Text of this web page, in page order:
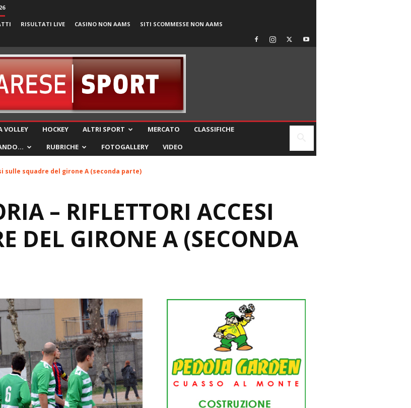
RISULTATI LIVE CASINO NON AAMS SITI SCOMMESSE NON AAMS
VOLLEY HOCKEY ALTRI SPORT MERCATO
CLASSIFICHE
RUBRICHE FOTOGALLERY VIDEO
sulle squadre del girone A (seconda parte)
– RIFLETTORI ACCESI
DEL GIRONE A (SECONDA